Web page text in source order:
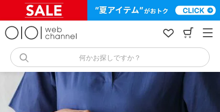
キ
何かお探しですか？